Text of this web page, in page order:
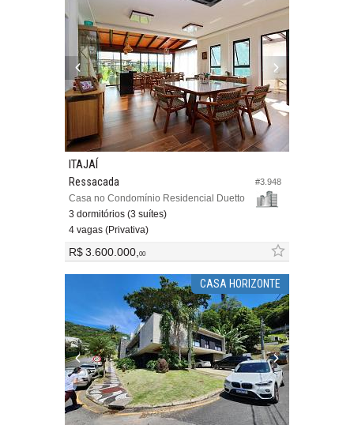
#3.948
ITAJAÍ
Ressacada
Casa no Condomínio Residencial Duetto
3 dormitórios (3 suítes)
4 vagas (Privativa)
R$ 3.600.000,00
CASA HORIZONTE